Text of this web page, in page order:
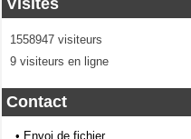
Visites
1558947 visiteurs
9 visiteurs en ligne
Contact
• Envoi de fichier